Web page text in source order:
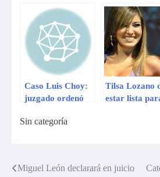
elección de 22
regidores
amplía plazo
formalización
mineros
Caso Luis Choy:
juzgado ordenó
para investigar el
Tilsa Lozano
estar lista
Sin categoría
Navegación
Miguel León declarará en juicio